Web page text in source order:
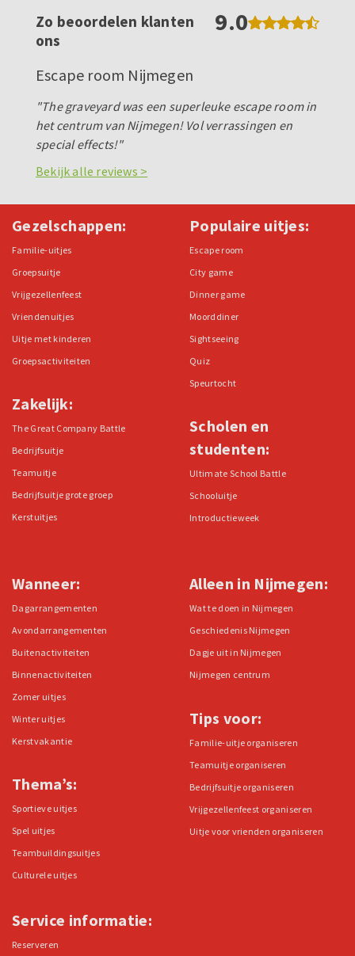
Zo beoordelen klanten
ons
9.0
Escape room Nijmegen
"The graveyard was een superleuke escape room in
het centrum van Nijmegen! Vol verrassingen en
special effects!"
Bekijk alle reviews >
Gezelschappen:
Familie-uitjes
Groepsuitje
Vrijgezellenfeest
Vriendenuitjes
Uitje met kinderen
Groepsactiviteiten
Zakelijk:
The Great Company Battle
Bedrijfsuitje
Teamuitje
Bedrijfsuitje grote groep
Kerstuitjes
Populaire uitjes:
Escape room
City game
Dinner game
Moorddiner
Sightseeing
Quiz
Speurtocht
Scholen en
studenten:
Ultimate School Battle
Schooluitje
Introductieweek
Wanneer:
Dagarrangementen
Avondarrangementen
Buitenactiviteiten
Binnenactiviteiten
Zomer uitjes
Winter uitjes
Kerstvakantie
Thema’s:
Sportieve uitjes
Spel uitjes
Teambuildingsuitjes
Culturele uitjes
Alleen in Nijmegen:
Wat te doen in Nijmegen
Geschiedenis Nijmegen
Dagje uit in Nijmegen
Nijmegen centrum
Tips voor:
Familie-uitje organiseren
Teamuitje organiseren
Bedrijfsuitje organiseren
Vrijgezellenfeest organiseren
Uitje voor vrienden organiseren
Service informatie:
Reserveren